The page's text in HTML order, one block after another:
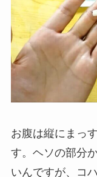
お腹は縦にまっ
す。ヘソの部分
いんですが、コ